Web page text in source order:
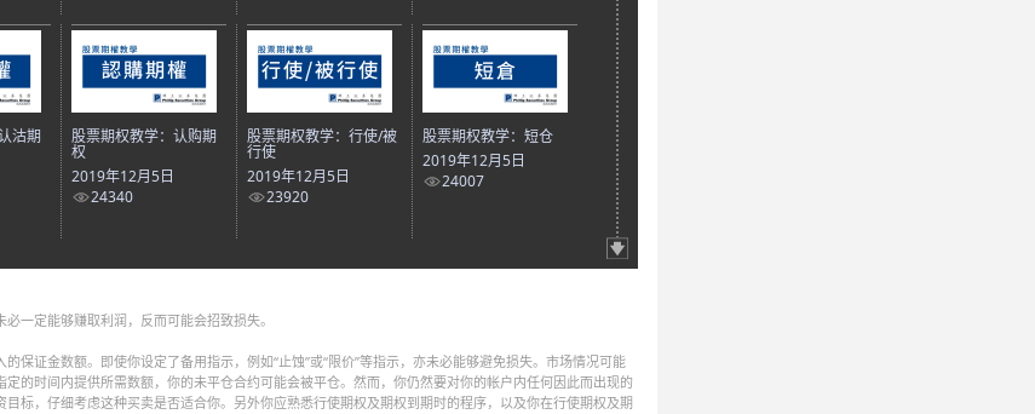
沽期 股票期权教学：认购期
权
2019年12月5日
24340
股票期权教学：行使/被
行使
2019年12月5日
23920
股票期权教学：短仓
2019年12月5日
24007
一定能够赚取利润，反而可能会招致损失。
保证金数额。即使你设定了备用指示，例如“止蚀”或“限价”等指示，亦未必能够避免损失。市场情况可能
的时间内提供所需数额，你的未平仓合约可能会被平仓。然而，你仍然要对你的帐户内任何因此而出现的
标，仔细考虑这种买卖是否适合你。另外你应熟悉行使期权及期权到期时的程序，以及你在行使期权及期